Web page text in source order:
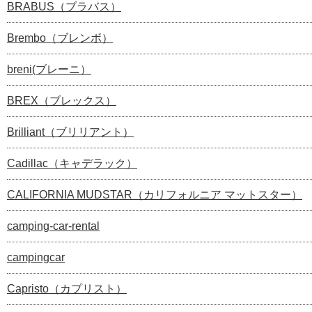
BRABUS（ブラバス）
Brembo（ブレンボ）
breni(ブレーニ）
BREX（ブレックス）
Brilliant（ブリリアント）
Cadillac（キャデラック）
CALIFORNIA MUDSTAR（カリフォルニア マットスター）
camping-car-rental
campingcar
Capristo（カプリスト）